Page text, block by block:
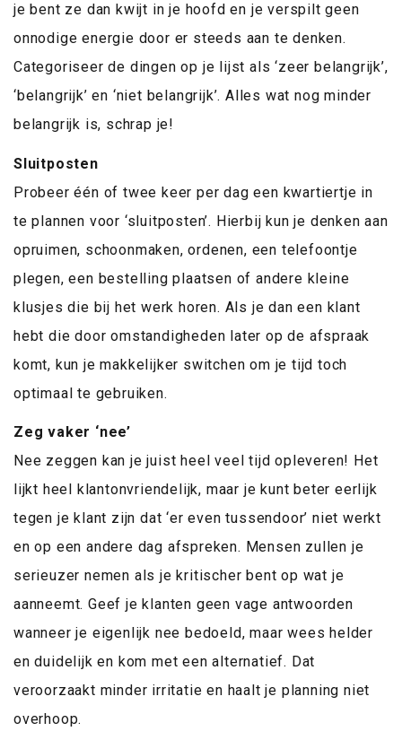
je bent ze dan kwijt in je hoofd en je verspilt geen
onnodige energie door er steeds aan te denken.
Categoriseer de dingen op je lijst als ‘zeer belangrijk’,
‘belangrijk’ en ‘niet belangrijk’. Alles wat nog minder
belangrijk is, schrap je!
Sluitposten
Probeer één of twee keer per dag een kwartiertje in
te plannen voor ‘sluitposten’. Hierbij kun je denken aan
opruimen, schoonmaken, ordenen, een telefoontje
plegen, een bestelling plaatsen of andere kleine
klusjes die bij het werk horen. Als je dan een klant
hebt die door omstandigheden later op de afspraak
komt, kun je makkelijker switchen om je tijd toch
optimaal te gebruiken.
Zeg vaker ‘nee’
Nee zeggen kan je juist heel veel tijd opleveren! Het
lijkt heel klantonvriendelijk, maar je kunt beter eerlijk
tegen je klant zijn dat ‘er even tussendoor’ niet werkt
en op een andere dag afspreken. Mensen zullen je
serieuzer nemen als je kritischer bent op wat je
aanneemt. Geef je klanten geen vage antwoorden
wanneer je eigenlijk nee bedoeld, maar wees helder
en duidelijk en kom met een alternatief. Dat
veroorzaakt minder irritatie en haalt je planning niet
overhoop.